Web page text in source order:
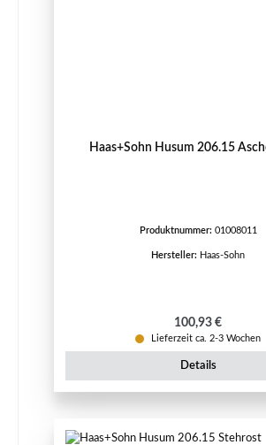
Haas+Sohn Husum 206.15
Produktnummer: 01008011
Hersteller: Haas-Sohn
Regulärer Preis:
100,93 €
Lieferzeit ca. 2-3 Wochen
Details